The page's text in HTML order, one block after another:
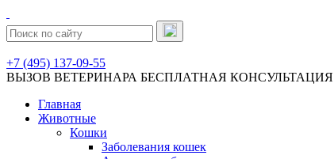
+7 (495) 137-09-55
ВЫЗОВ ВЕТЕРИНАРА БЕСПЛАТНАЯ КОНСУЛЬТАЦИЯ
Главная
Животные
Кошки
Заболевания кошек